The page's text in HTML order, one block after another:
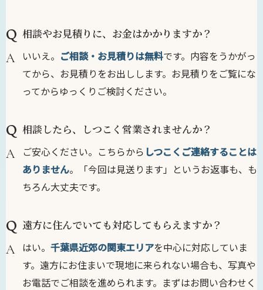
相談やお見積りに、お金はかかりますか？
いいえ。 ご相談・お見積りは無料です。内容をうかがっ
てから、お見積りをお出しします。お見積りをご覧にな
ってからゆっくりご検討ください。
相談したら、しつこく営業されませんか？
ご安心ください。こちらから しつこくご連絡することは
ありません。「今回は見送ります」というお返事も、も
ちろん大丈夫です。
遠方に住んでいても対応してもらえますか？
はい。 千葉県近郊の関東エリアを中心に対応していま
す。遠方にお住まいで現地に来られない場合も、写真や
お電話でご相談を進められます。まずはお問い合わせく